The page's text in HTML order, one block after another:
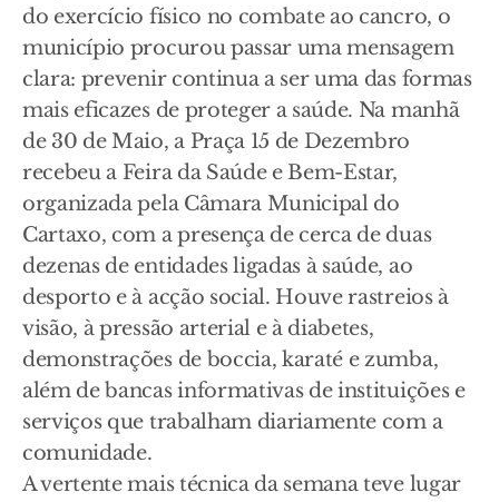
do exercício físico no combate ao cancro, o
município procurou passar uma mensagem
clara: prevenir continua a ser uma das formas
mais eficazes de proteger a saúde. Na manhã
de 30 de Maio, a Praça 15 de Dezembro
recebeu a Feira da Saúde e Bem-Estar,
organizada pela Câmara Municipal do
Cartaxo, com a presença de cerca de duas
dezenas de entidades ligadas à saúde, ao
desporto e à acção social. Houve rastreios à
visão, à pressão arterial e à diabetes,
demonstrações de boccia, karaté e zumba,
além de bancas informativas de instituições e
serviços que trabalham diariamente com a
comunidade.
A vertente mais técnica da semana teve lugar